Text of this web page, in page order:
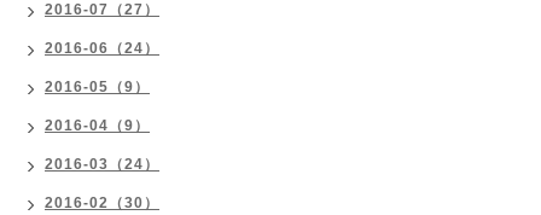
2016-07（27）
2016-06（24）
2016-05（9）
2016-04（9）
2016-03（24）
2016-02（30）